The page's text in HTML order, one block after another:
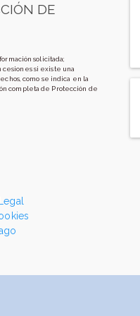
DE
solicitada;
cesiones si existe una
como se indica en la
completa de Protección de